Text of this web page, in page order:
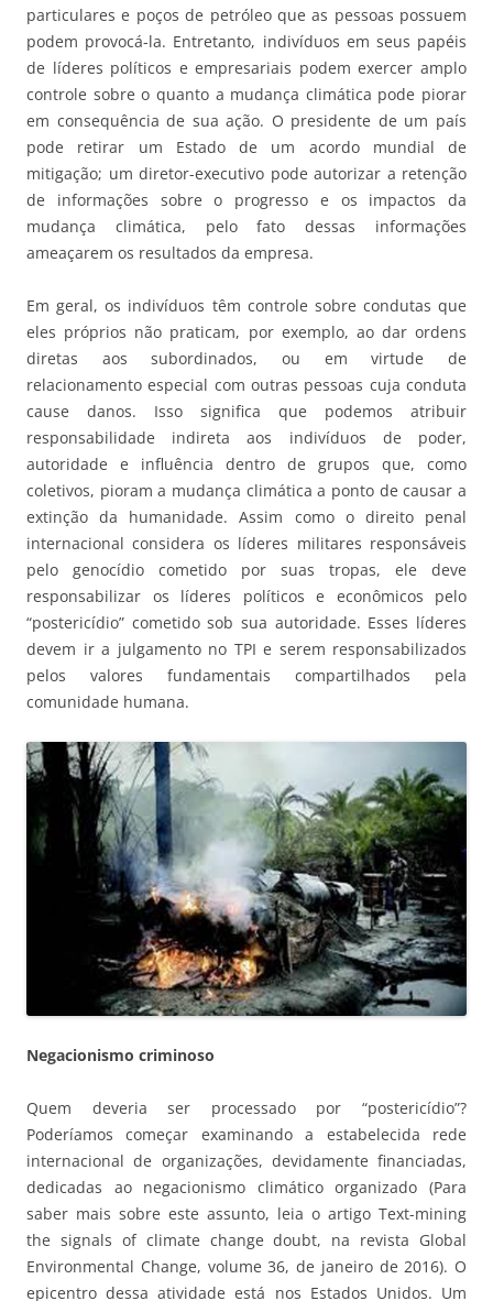
particulares e poços de petróleo que as pessoas possuem
podem provocá-la. Entretanto, indivíduos em seus papéis
de líderes políticos e empresariais podem exercer amplo
controle sobre o quanto a mudança climática pode piorar
em consequência de sua ação. O presidente de um país
pode retirar um Estado de um acordo mundial de
mitigação; um diretor-executivo pode autorizar a retenção
de informações sobre o progresso e os impactos da
mudança climática, pelo fato dessas informações
ameaçarem os resultados da empresa.
Em geral, os indivíduos têm controle sobre condutas que
eles próprios não praticam, por exemplo, ao dar ordens
diretas aos subordinados, ou em virtude de
relacionamento especial com outras pessoas cuja conduta
cause danos. Isso significa que podemos atribuir
responsabilidade indireta aos indivíduos de poder,
autoridade e influência dentro de grupos que, como
coletivos, pioram a mudança climática a ponto de causar a
extinção da humanidade. Assim como o direito penal
internacional considera os líderes militares responsáveis
pelo genocídio cometido por suas tropas, ele deve
responsabilizar os líderes políticos e econômicos pelo
“postericídio” cometido sob sua autoridade. Esses líderes
devem ir a julgamento no TPI e serem responsabilizados
pelos valores fundamentais compartilhados pela
comunidade humana.
Negacionismo criminoso
Quem deveria ser processado por “postericídio”?
Poderíamos começar examinando a estabelecida rede
internacional de organizações, devidamente financiadas,
dedicadas ao negacionismo climático organizado (Para
saber mais sobre este assunto, leia o artigo Text-mining
the signals of climate change doubt, na revista Global
Environmental Change, volume 36, de janeiro de 2016). O
epicentro dessa atividade está nos Estados Unidos. Um